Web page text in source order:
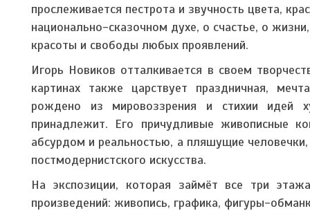
прослеживается пестрота и звучность цвета,
национально-сказочном духе, о счастье, о
красоты и свободы любых проявлений.
Игорь Новиков отталкивается в своем
картинах также царствует праздничная,
рождено из мировоззрения и стихии идей
принадлежит. Его причудливые живописные
абсурдом и реальностью, а пляшущие
постмодернистского искусства.
На экспозиции, которая займёт все три
произведений: живопись, графика, фигуры-